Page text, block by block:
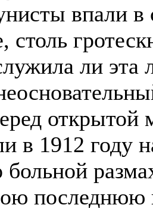
впали в
столь
ли эта
открытой
в 1912 году
больной
последнюю